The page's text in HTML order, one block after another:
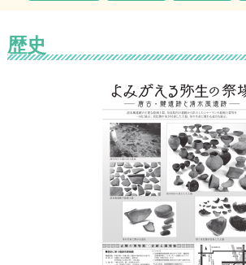
歴史